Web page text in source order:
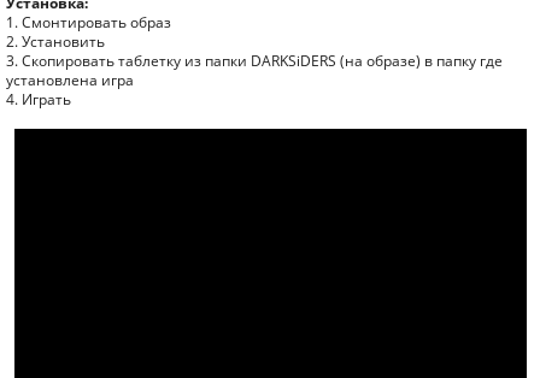
1. Смонтировать образ
2. Установить
3. Скопировать таблетку из папки DARKSiDERS (на образе) в папку где
установлена игра
4. Играть